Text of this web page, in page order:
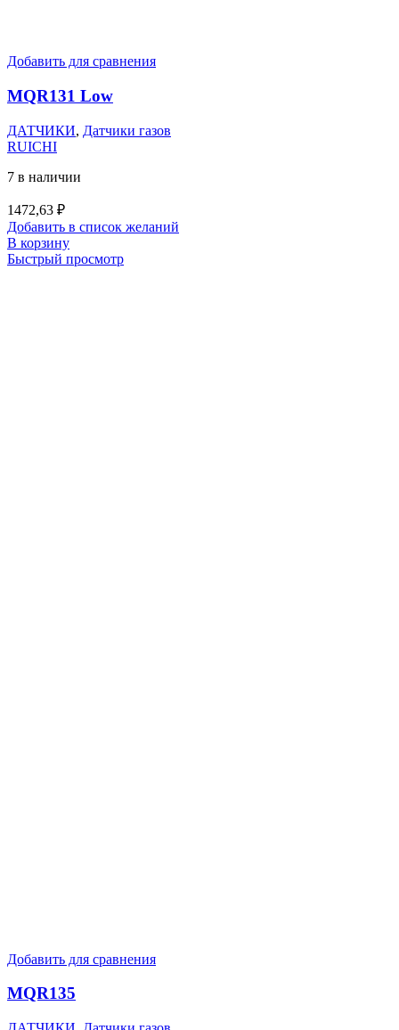
Добавить для сравнения
MQR131 Low
ДАТЧИКИ, Датчики газов
RUICHI
7 в наличии
1472,63 ₽
Добавить в список желаний
В корзину
Быстрый просмотр
Добавить для сравнения
MQR135